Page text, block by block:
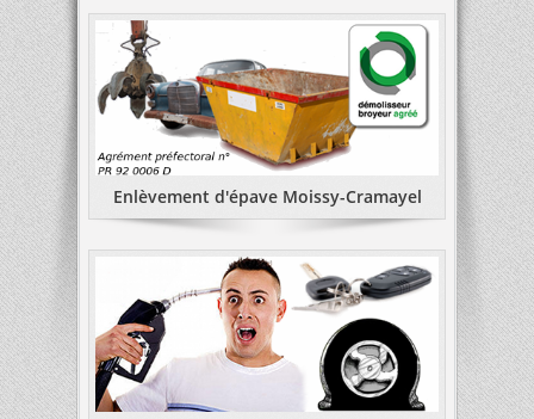
Enlèvement d'épave Moissy-Cramayel